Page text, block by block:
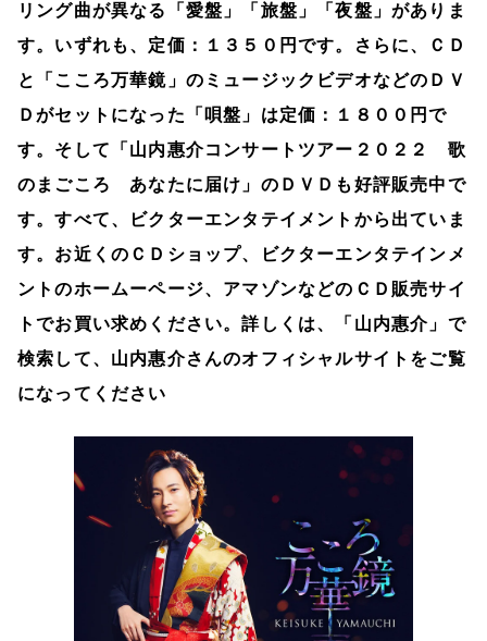
リング曲が異なる「愛盤」「旅盤」「夜盤」がありま
す。いずれも、定価：１３５０円です。さらに、ＣＤ
と「こころ万華鏡」のミュージックビデオなどのＤＶ
Ｄがセットになった「唄盤」は定価：１８００円で
す。そして「山内惠介コンサートツアー２０２２ 歌
のまごころ あなたに届け」のＤＶＤも好評販売中で
す。すべて、ビクターエンタテイメントから出ていま
す。お近くのＣＤショップ、ビクターエンタテインメ
ントのホームーページ、アマゾンなどのＣＤ販売サイ
トでお買い求めください。詳しくは、「山内惠介」で
検索して、山内惠介さんのオフィシャルサイトをご覧
になってください